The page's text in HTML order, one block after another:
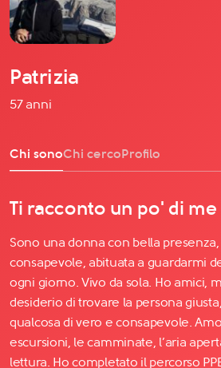
Patrizia
57 anni
Chi sonoChi cercoProfilo
Ti racconto un po' di me
Sono una donna con bella
consapevole, abituata a guardarmi
ogni giorno. Vivo da sola. Ho amici,
desiderio di trovare la persona
qualcosa di vero e consapevole.
escursioni, le camminate, l’aria
lettura. Ho completato il percorso